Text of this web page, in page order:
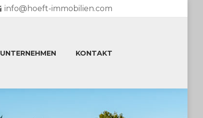
info@hoeft-immobilien.com
UNTERNEHMEN KONTAKT